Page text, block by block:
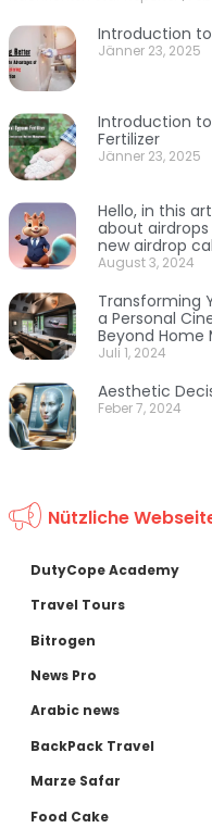
Introduction
Jänner 23, 2025
Introduction
Fertilizer
Jänner 23, 2025
Hello, in this
about
new airdrop
August 3, 2024
Transforming
a Personal
Beyond Home
Juli 1, 2024
Aesthetic
Feber 7, 2024
Nützliche
DutyCope Academy
Travel Tours
Bitrogen
News Pro
Arabic news
BackPack Travel
Marze Safar
Food Cake